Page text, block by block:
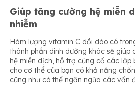
Giúp tăng cường hệ miễn
nhiễm
Hàm lượng vitamin C dồi dào có
thành phần dinh dưỡng khác sẽ
hệ miễn dịch, hỗ trợ củng cố các lớp
cho cơ thể của bạn có khả năng
cũng như có thể ngăn ngừa các vấn